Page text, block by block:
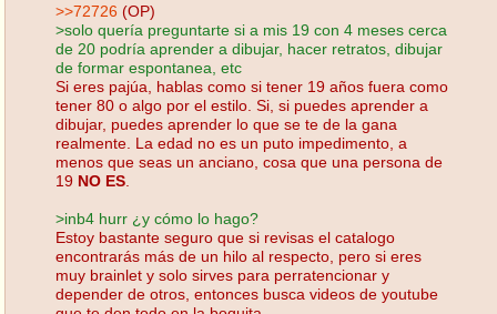
>>72726 (OP)
>solo quería preguntarte si a mis 19 con 4 meses cerca
de 20 podría aprender a dibujar, hacer retratos, dibujar
de formar espontanea, etc
Si eres pajúa, hablas como si tener 19 años fuera como
tener 80 o algo por el estilo. Si, si puedes aprender a
dibujar, puedes aprender lo que se te de la gana
realmente. La edad no es un puto impedimento, a
menos que seas un anciano, cosa que una persona de
19 NO ES
>inb4 hurr ¿y cómo lo hago?
Estoy bastante seguro que si revisas el catalogo
encontrarás más de un hilo al respecto, pero si eres
muy brainlet y solo sirves para perratencionar y
depender de otros, entonces busca videos de youtube